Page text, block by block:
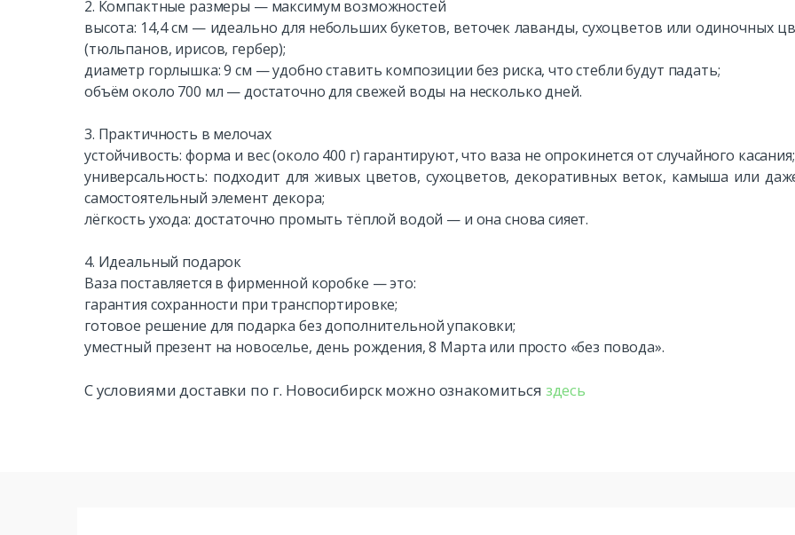
2. Компактные размеры — максимум возможностей
высота: 14,4 см — идеально для небольших букетов, веточек лаванды, сухоцветов или одиночных
(тюльпанов, ирисов, гербер);
диаметр горлышка: 9 см — удобно ставить композиции без риска, что стебли будут падать;
объём около 700 мл — достаточно для свежей воды на несколько дней.
3. Практичность в мелочах
устойчивость: форма и вес (около 400 г) гарантируют, что ваза не опрокинется от случайного касания;
универсальность: подходит для живых цветов, сухоцветов, декоративных веток, камыша или
самостоятельный элемент декора;
лёгкость ухода: достаточно промыть тёплой водой — и она снова сияет.
4. Идеальный подарок
Ваза поставляется в фирменной коробке — это:
гарантия сохранности при транспортировке;
готовое решение для подарка без дополнительной упаковки;
уместный презент на новоселье, день рождения, 8 Марта или просто «без повода».
С условиями доставки по г. Новосибирск можно ознакомиться здесь